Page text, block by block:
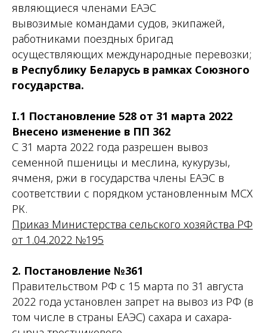
являющиеся членами ЕАЭС
вывозимые командами судов, экипажей,
работниками поездных бригад
осуществляющих международные перевозки;
в Республику Беларусь в рамках Союзного
государства.
I.1 Постановление 528 от 31 марта 2022
Внесено изменение в ПП 362
С 31 марта 2022 года разрешен вывоз
семенной пшеницы и меслина, кукурузы,
ячменя, ржи в государства члены ЕАЭС в
соответствии с порядком установленным МСХ
РК.
Приказ Министерства сельского хозяйства РФ
от 1.04.2022 №195
2. Постановление №361
Правительством РФ с 15 марта по 31 августа
2022 года установлен запрет на вывоз из РФ (в
том числе в страны ЕАЭС) сахара и сахара-